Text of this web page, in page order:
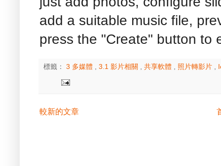
add a suitable music file,
press the "Create" button to
標籤： 3 多媒體 3.1 影片相關 共享軟體 照片轉影片
較新的文章